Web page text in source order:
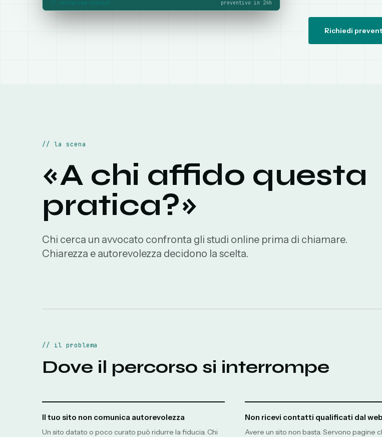
Richiedi
anteprima concept preventivo in 24h
// la scena
«A chi affido questa
pratica?»
Chi cerca un avvocato confronta gli studi online prima di chiamare.
Chiarezza e autorevolezza decidono la scelta.
// il problema
Dove il percorso si interrompe
Il tuo sito non comunica autorevolezza
Un sito datato o poco curato può ridurre la fiducia. Chi
Non ricevi contatti qualificati dal web
Avere un sito non basta. Servono pagine